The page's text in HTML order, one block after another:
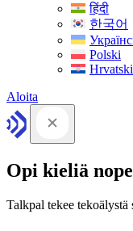
हिंदी
한국어
Polski
Hrvatski
Aloita
Opi kieliä
Talkpal tekee